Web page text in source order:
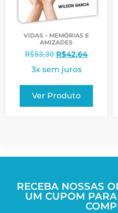
VIDAS – MEMÓRIAS E
AMIZADES
R$53,30 R$42,64
3x sem juros
Ver Produto
RECEBA NOSSAS
UM CUPOM